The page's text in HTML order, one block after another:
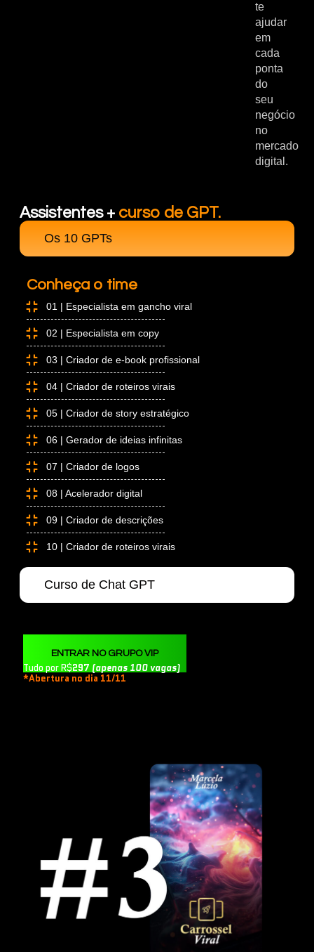
te
ajudar
em
cada
ponta
do
seu
negócio
no
mercado
digital.
Assistentes + curso de GPT.
Os 10 GPTs
Curso de Chat GPT
Conheça o time
01 | Especialista em gancho viral
02 | Especialista em copy
03 | Criador de e-book profissional
04 | Criador de roteiros virais
05 | Criador de story estratégico
06 | Gerador de ideias infinitas
07 | Criador de logos
08 | Acelerador digital
09 | Criador de descrições
10 | Criador de roteiros virais
ENTRAR NO GRUPO VIP
Tudo por R$297 (apenas 100 vagas)
*Abertura no dia 11/11